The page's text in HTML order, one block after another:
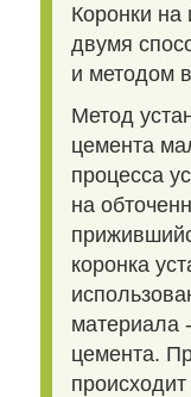
Коронки
двумя
и методом
Метод
цемента
процесса
на
коронка
материала
цемента.